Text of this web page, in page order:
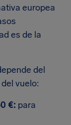
europea
es de la
del
vuelo:
€: para